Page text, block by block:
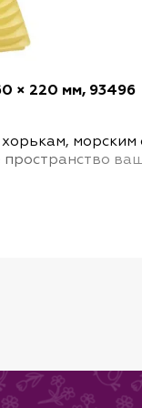
× 220 мм, 93496
пространство
внутри